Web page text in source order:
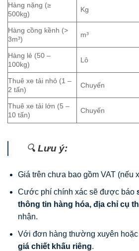
Hàng nặng (≥
500kg)
Kg
Hàng cồng kềnh (>
3m³)
m³
Hàng lẻ (50 –
100kg)
Lô
Thuê xe tải nhỏ (1 –
2 tấn)
Chuyến
Thuê xe tải lớn (5 –
10 tấn)
Chuyến
🔍 Lưu ý:
Giá trên chưa bao gồm VAT (nếu
Cước phí chính xác sẽ được báo
thông tin hàng hóa, địa chỉ cụ
nhận.
Với đơn hàng thường xuyên
giá chiết khấu riêng.